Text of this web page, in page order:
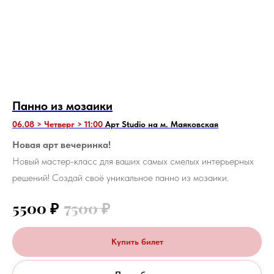
Панно из мозаики
06.08 > Четверг > 11:00 Арт Studio на м. Маяковская
Новая арт вечеринка!
Новый мастер-класс для ваших самых смелых интерьерных
решений! Создай своё уникальное панно из мозаики.
5500 ₽ 7500₽
Купить билет